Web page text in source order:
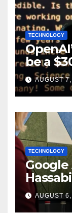
TECHNOLOGY
be a
smart
AUGUST
TECHNOLOGY
Google
chief
shakeup
AUGUST